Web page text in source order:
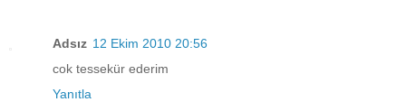
Adsız 12 Ekim 2010 20:56
cok tessekür ederim
Yanıtla